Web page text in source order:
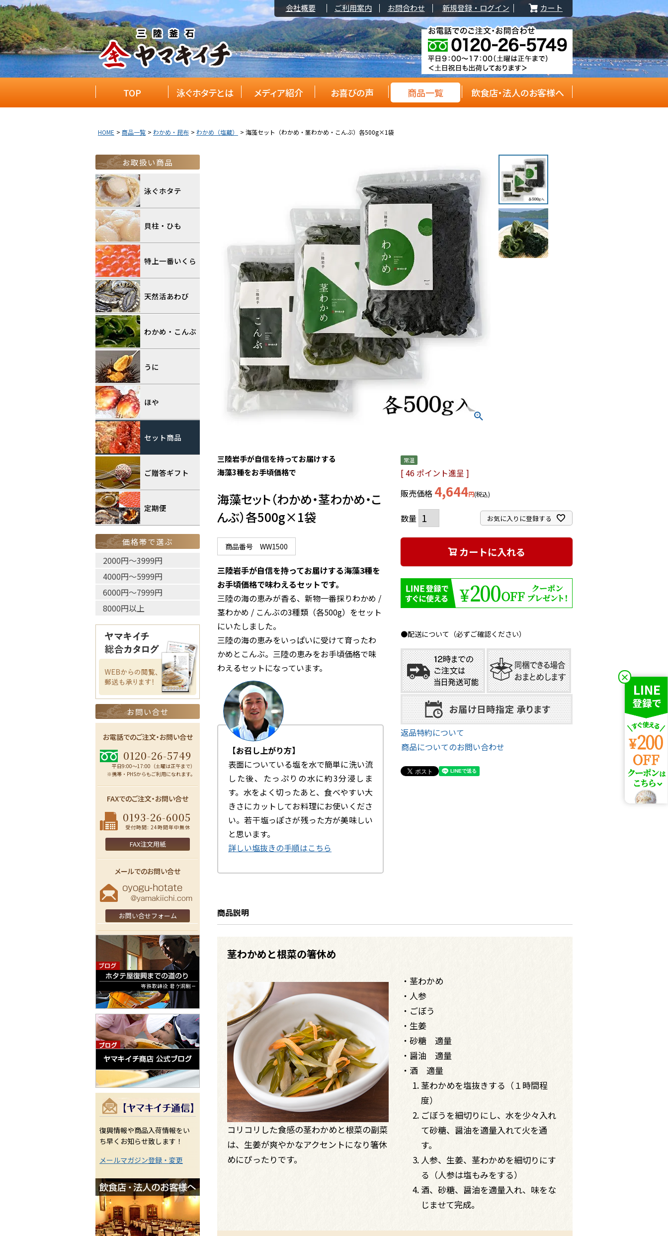
会社概要 ご利用案内 お問合わせ 新規登録・ログイン カート
TOP 泳ぐホタテとは メディア紹介 お喜びの声 商品一覧 飲食店・法人のお客様へ
×
HOME 商品一覧 わかめ・昆布 わかめ（塩蔵） 海藻セット（わかめ・茎わかめ・こんぶ）各500g×1袋
三陸岩手が自信を持ってお届けする
海藻3種をお手頃価格で
海藻セット（わかめ・茎わかめ・こ
んぶ）各500g×1袋
商品番号 WW1500
三陸岩手が自信を持ってお届けする海藻3種を
お手頃価格で味わえるセットです。
三陸の海の恵みが香る、新物一番採りわかめ /
茎わかめ / こんぶの3種類（各500g）をセット
にいたしました。
三陸の海の恵みをいっぱいに受けて育ったわ
かめとこんぶ。三陸の恵みをお手頃価格で味
わえるセットになっています。
【お召し上がり方】
表面についている塩を水で簡単に洗い流
した後、たっぷりの水に約3分浸しま
す。水をよく切ったあと、食べやすい大
きさにカットしてお料理にお使いくださ
い。若干塩っぽさが残った方が美味しい
と思います。
詳しい塩抜きの手順はこちら
常温
[46 ポイント進呈 ]
販売価格 4,644 税込
お気に入りに登録する
カートに入れる
●配送について（必ずご確認ください）
返品特約について
商品についてのお問い合わせ
商品説明
茎わかめと根菜の箸休め
コリコリした食感の茎わかめと根菜の副菜
は、生姜が爽やかなアクセントになり箸休
めにぴったりです。
茎わかめ
人参
ごぼう
生姜
砂糖 適量
醤油 適量
酒 適量
茎わかめを塩抜きする（１時間程
度）
ごぼうを細切りにし、水を少々入れ
て砂糖、醤油を適量入れて火を通
す。
人参、生姜、茎わかめを細切りにす
る（人参は塩もみをする）
酒、砂糖、醤油を適量入れ、味をな
じませて完成。
お取扱い商品
泳ぐホタテ
貝柱・ひも
特上一番いくら
天然活あわび
わかめ・こんぶ
うに
ほや
セット商品
ご贈答ギフト
定期便
価格帯で選ぶ
2000円〜3999円
4000円〜5999円
6000円〜7999円
8000円以上
お問い合せ
お電話でのご注文・お問い合せ
0120-26-5749
平日9:00〜17:00（土曜は正午まで）
※携帯・PHSからもご利用になれます。
FAXでのご注文・お問い合せ
0193-26-6005
受付時間: 24時間年中無休
FAX注文用紙
メールでのお問い合せ
お問い合せフォーム
復興情報や商品入荷情報をい
ち早くお知らせ致します！
メールマガジン登録・変更